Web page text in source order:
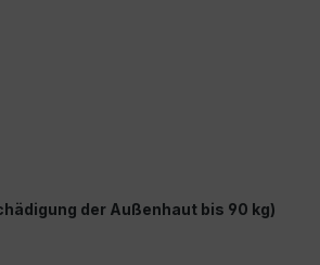
der Außenhaut bis 90 kg)